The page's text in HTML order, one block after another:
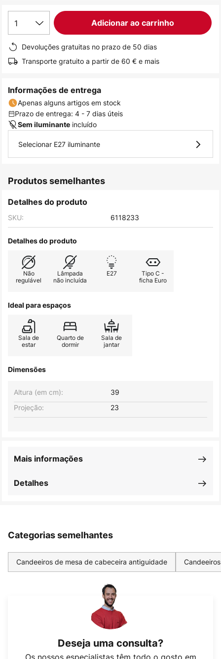
1 Adicionar ao carrinho
Devoluções gratuitas no prazo de 50 dias
Transporte gratuito a partir de 60 € e mais
Informações de entrega
Apenas alguns artigos em stock
Prazo de entrega: 4 - 7 dias úteis
Sem iluminante incluído
Selecionar E27 iluminante
Produtos semelhantes
Detalhes do produto
SKU: 6118233
Detalhes do produto
Não
regulável
Lâmpada
não incluída
E27
Tipo C -
ficha Euro
Ideal para espaços
Sala de
estar
Quarto de
dormir
Sala de
jantar
Dimensões
Altura (em cm):
39
Projeção:
23
Detalhes
Mais informações
Categorias semelhantes
Candeeiros de mesa de cabeceira antiguidade
Deseja uma consulta?